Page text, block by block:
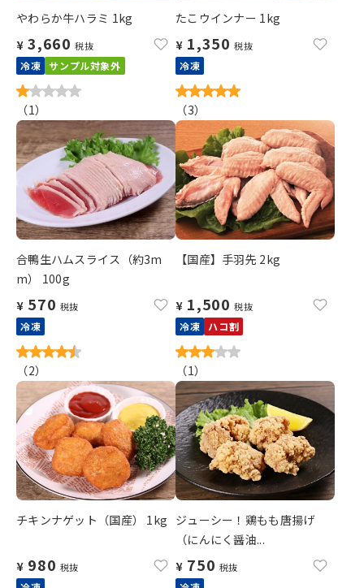
やわらか牛ハラミ 1kg
¥ 3,660 税抜
冷凍 サンプル対象外
（1）
たこウインナー 1kg
¥ 1,350 税抜
冷凍
（3）
合鴨生ハムスライス（約3m
m） 100g
¥ 570 税抜
冷凍
（2）
【国産】手羽先 2kg
¥ 1,500 税抜
冷凍 ハコ割
（1）
チキンナゲット（国産） 1kg
¥ 980 税抜
ジューシー！鶏もも唐揚げ
（にんにく醤油...
¥ 750 税抜